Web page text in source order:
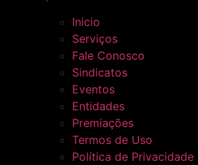
Inicio
Serviços
Fale Conosco
Sindicatos
Eventos
Entidades
Premiações
Termos de Uso
Política de Privacidade